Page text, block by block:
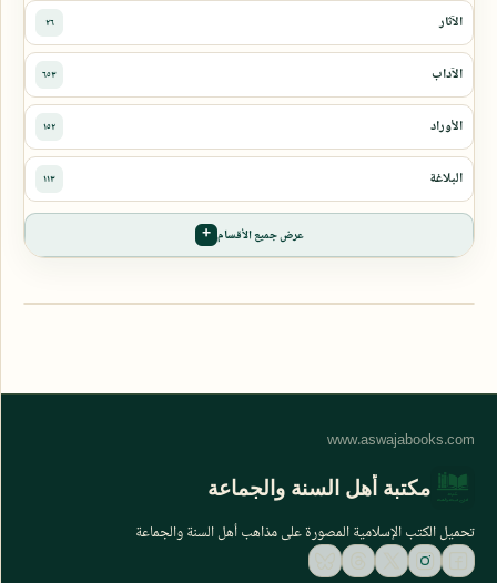
عرض جميع الأقسام
مكتبة أهل السنة والجماعة
تحميل الكتب الإسلامية المصورة على مذاهب أهل السنة والجماعة